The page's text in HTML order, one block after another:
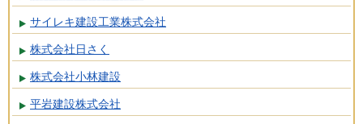
サイレキ建設工業株式会社
株式会社日さく
株式会社小林建設
平岩建設株式会社